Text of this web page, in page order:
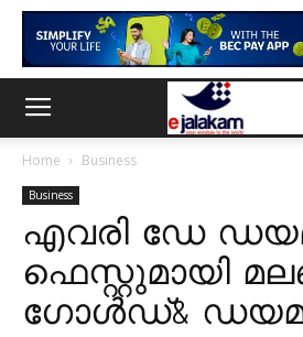
Home Business
Business
എവരി ഡേ
ഫെസ്റ്റുമായി
ഗോള്‍ഡ്&